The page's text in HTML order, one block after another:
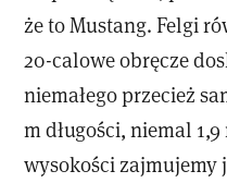
że to Mustang. Felgi
20-calowe obręcze
niemałego przecież
m długości, niemal
wysokości zajmujemy